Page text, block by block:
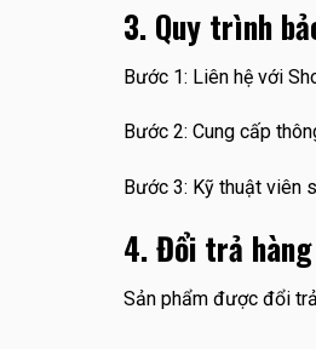
3. Quy trình
Bước 1: Liên hệ với
Bước 2: Cung cấp
Bước 3: Kỹ thuật viên
4. Đổi trả hàng
Sản phẩm được đổi